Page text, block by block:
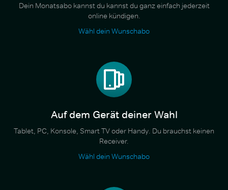
Dein Monatsabo kannst du kannst du ganz einfach jederzeit
online kündigen.
Wähl dein Wunschabo
Auf dem Gerät deiner Wahl
Tablet, PC, Konsole, Smart TV oder Handy. Du brauchst keinen
Receiver.
Wähl dein Wunschabo